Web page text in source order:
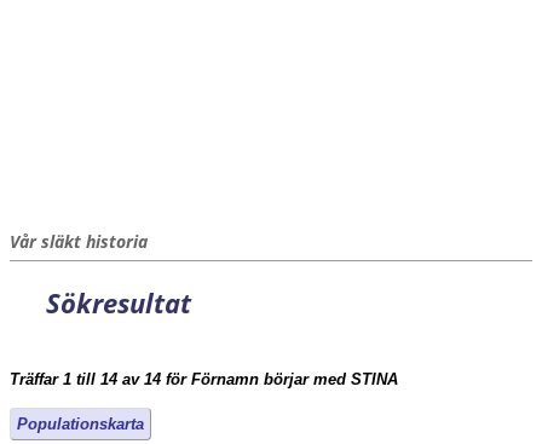
Vår släkt historia
Sökresultat
Träffar 1 till 14 av 14 för Förnamn börjar med STINA
Populationskarta